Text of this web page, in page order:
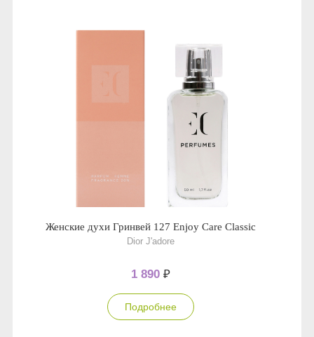
Женские духи Гринвей 127 Enjoy Care Classic
Dior J'adore
1 890 ₽
Подробнее